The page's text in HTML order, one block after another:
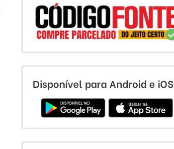
Disponível para Android e iOS